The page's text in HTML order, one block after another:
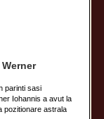
parinti sasi
Iohannis a avut la
pozitionare astrala